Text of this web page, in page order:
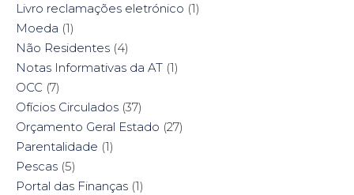
Livro reclamações eletrónico (1)
Moeda (1)
Não Residentes (4)
Notas Informativas da AT (1)
OCC (7)
Ofícios Circulados (37)
Orçamento Geral Estado (27)
Parentalidade (1)
Pescas (5)
Portal das Finanças (1)